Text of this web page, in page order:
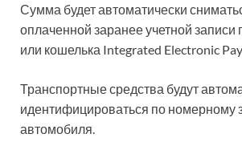
Сумма будет автоматически
оплаченной заранее учетной записи
или кошелька Integrated Electronic
Транспортные средства будут
идентифицироваться по номерному
автомобиля.